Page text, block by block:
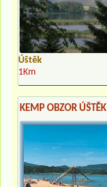
Úštěk
1Km
KEMP OBZOR ÚŠTĚK